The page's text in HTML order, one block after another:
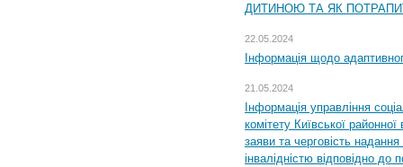
ДИТИНОЮ ТА ЯК
22.05.2024
Інформація щодо
21.05.2024
Інформація управління
комітету Київської
заяви та черговість надання
інвалідністю відповідно